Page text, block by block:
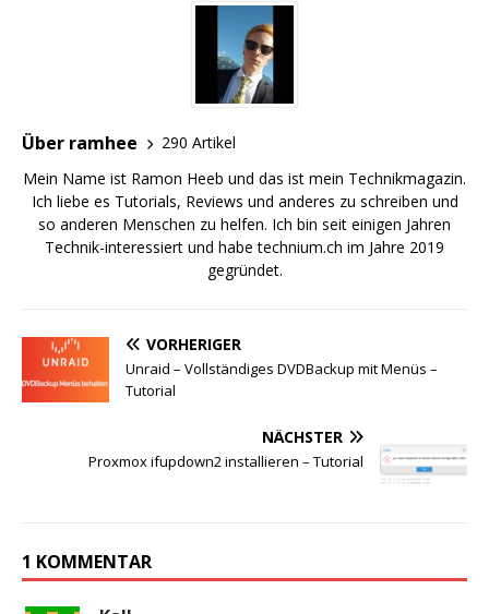
Über ramhee
290 Artikel
Mein Name ist Ramon Heeb und das ist mein Technikmagazin.
Ich liebe es Tutorials, Reviews und anderes zu schreiben und
so anderen Menschen zu helfen. Ich bin seit einigen Jahren
Technik-interessiert und habe technium.ch im Jahre 2019
gegründet.
VORHERIGER
Unraid – Vollständiges DVDBackup mit Menüs –
Tutorial
NÄCHSTER
Proxmox ifupdown2 installieren – Tutorial
1 KOMMENTAR